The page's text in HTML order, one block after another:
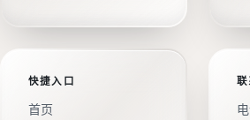
快捷入口
首页
电